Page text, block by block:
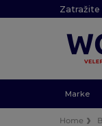
Zatražite
Marke
Home